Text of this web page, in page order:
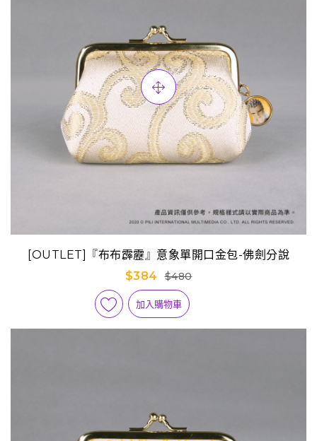
[OUTLET]『布布霹靂』意象單開口金包-佛劍分說
$384
$480
加入購物車